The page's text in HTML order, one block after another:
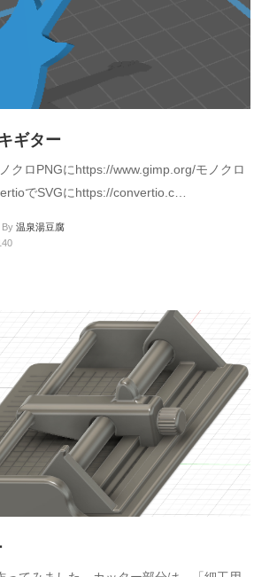
ギター
クロPNGにhttps://www.gimp.org/モノクロ
でSVGにhttps://convertio.c…
By 温泉湯豆腐